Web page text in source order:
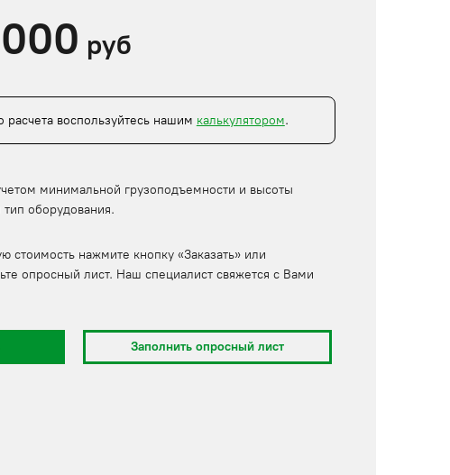
руб
расчета воспользуйтесь нашим калькулятором.
минимальной грузоподъемности и высоты
оборудования.
стоимость нажмите кнопку «Заказать» или
опросный лист. Наш специалист свяжется с Вами
Заполнить опросный лист